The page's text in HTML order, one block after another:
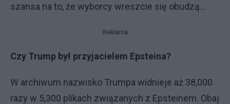
szansa na to, że wyborcy wreszcie się obudzą…
Reklama
Czy Trump był przyjacielem Epsteina?
W archiwum nazwisko Trumpa widnieje aż 38,000
razy w 5,300 plikach związanych z Epsteinem. Obaj